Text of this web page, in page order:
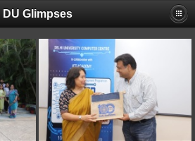
DU Glimpses